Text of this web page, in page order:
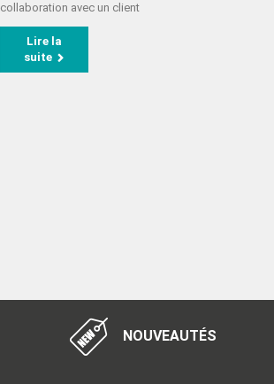
collaboration avec un client
Lire la
suite
NOUVEAUTÉS